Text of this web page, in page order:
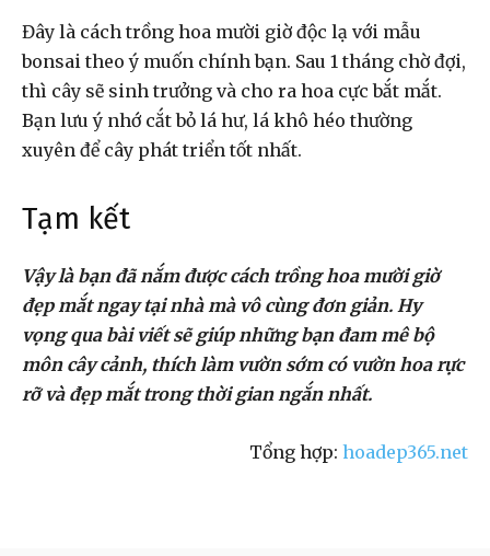
Đây là cách trồng hoa mười giờ độc lạ với mẫu
bonsai theo ý muốn chính bạn. Sau 1 tháng chờ đợi,
thì cây sẽ sinh trưởng và cho ra hoa cực bắt mắt.
Bạn lưu ý nhớ cắt bỏ lá hư, lá khô héo thường
xuyên để cây phát triển tốt nhất.
Tạm kết
Vậy là bạn đã nắm được cách trồng hoa mười giờ
đẹp mắt ngay tại nhà mà vô cùng đơn giản. Hy
vọng qua bài viết sẽ giúp những bạn đam mê bộ
môn cây cảnh, thích làm vườn sớm có vườn hoa rực
rỡ và đẹp mắt trong thời gian ngắn nhất.
Tổng hợp: hoadep365.net